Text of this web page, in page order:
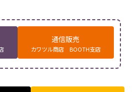
通信販売
カワツル商店 BOOTH支店